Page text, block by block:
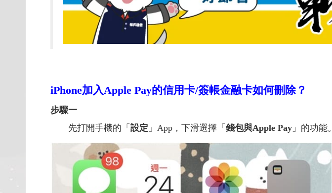
iPhone加入Apple Pay的信用卡/簽帳金融卡如何刪除？
步驟一
先打開手機的「 設定 」App，下滑選擇「 錢包與Apple Pay 」的功能。